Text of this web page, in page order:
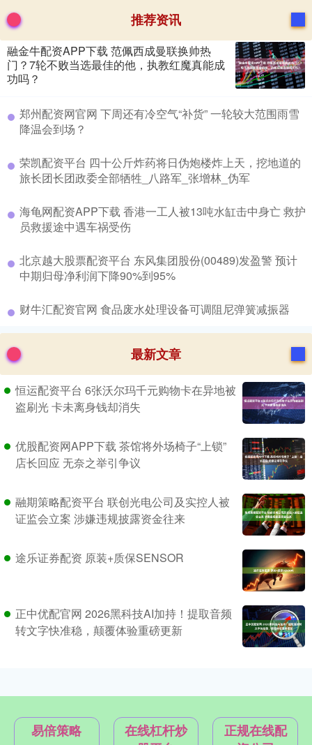
推荐资讯
融金牛配资APP下载 范佩西成曼联换帅热
门？7轮不败当选最佳的他，执教红魔真能成
功吗？
​郑州配资网官网 下周还有冷空气“补货” 一轮较大范围雨雪
降温会到场？
​荣凯配资平台 四十公斤炸药将日伪炮楼炸上天，挖地道的
旅长团长团政委全部牺牲_八路军_张增林_伪军
​海龟网配资APP下载 香港一工人被13吨水缸击中身亡 救护
员救援途中遇车祸受伤
​北京越大股票配资平台 东风集团股份(00489)发盈警 预计
中期归母净利润下降90%到95%
​财牛汇配资官网 食品废水处理设备可调阻尼弹簧减振器
最新文章
恒运配资平台 6张沃尔玛千元购物卡在异地被
盗刷光 卡未离身钱却消失
优股配资网APP下载 茶馆将外场椅子“上锁”
店长回应 无奈之举引争议
融期策略配资平台 联创光电公司及实控人被
证监会立案 涉嫌违规披露资金往来
途乐证券配资 原装+质保SENSOR
正中优配官网 2026黑科技AI加持！提取音频
转文字快准稳，颠覆体验重磅更新
易倍策略
在线杠杆炒
正规在线配